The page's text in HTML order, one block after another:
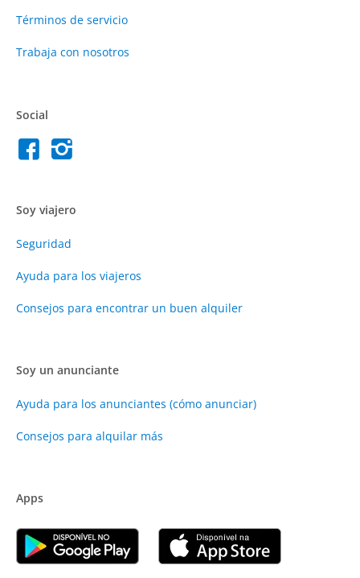
Términos de servicio
Trabaja con nosotros
Social
Soy viajero
Seguridad
Ayuda para los viajeros
Consejos para encontrar un buen alquiler
Soy un anunciante
Ayuda para los anunciantes (cómo anunciar)
Consejos para alquilar más
Apps